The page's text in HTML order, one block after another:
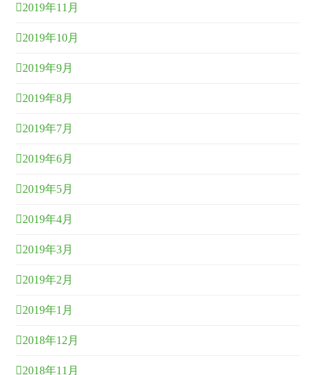
2019年11月
2019年10月
2019年9月
2019年8月
2019年7月
2019年6月
2019年5月
2019年4月
2019年3月
2019年2月
2019年1月
2018年12月
2018年11月